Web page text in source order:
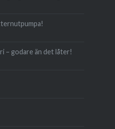
– godare än det låter!